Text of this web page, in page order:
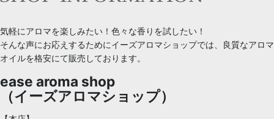
気軽にアロマを楽しみたい！色々な香りを試したい！
そんな声にお応えするためにイーズアロマショップでは、良質なアロマ
オイルを格安にて販売しております。
ease aroma shop
（イーズアロマショップ）